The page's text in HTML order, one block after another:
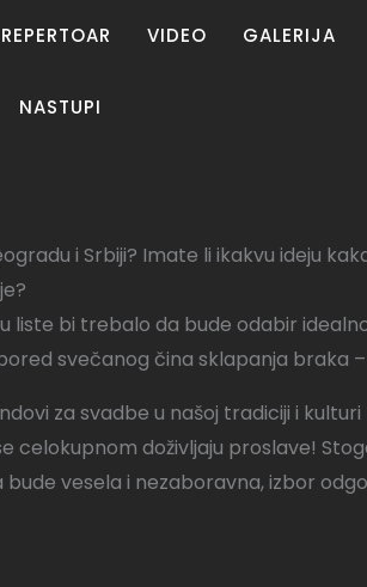
REPERTOAR VIDEO GALERIJA
NASTUPI
i Srbiji? Imate li ikakvu ideju
bi trebalo da bude odabir
svečanog čina sklapanja braka
za svadbe u našoj tradiciji i
celokupnom doživljaju proslave!
vesela i nezaboravna, izbor